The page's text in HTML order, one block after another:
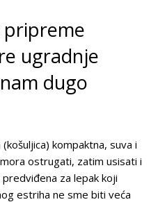
pripreme
ugradnje
dugo
kompaktna, suva i
ostrugati, zatim usisati i
za lepak koji
estriha ne sme biti veća